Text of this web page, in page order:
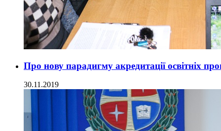
Про нову парадигму акредитації освітніх
30.11.2019